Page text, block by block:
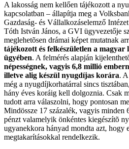
A lakosság nem kellően tájékozott a
kapcsolatban – állapítja meg a
Gazdaság- és Vállalkozáselemző
Tóth István János, a GVI ügyvezetője
meglehetõsen drámai képet mutatnak
tájékozott és felkészületlen a magyar
ügyében. A felmérés alapján
népességnek, vagyis 6,8 millió
illetve alig készül nyugdíjas korára.
még a nyugdíjkorhatárral sincs
hány éves koráig kell dolgoznia. Csak
tudott arra válaszolni, hogy pontosan
Mindössze 17 százalék, vagyis minden
pénzt valamelyik önkéntes kiegészítõ
ugyanekkora hányad mondta azt, hogy
megtakarításokkal rendelkezik.